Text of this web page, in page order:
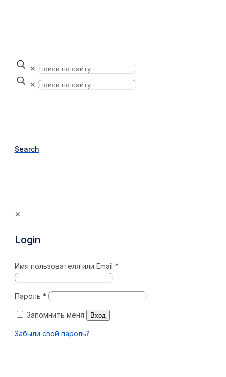
✕
✕
Search
✕
Login
Имя пользователя или Email *
Пароль *
Запомнить меня Вход
Забыли свой пароль?